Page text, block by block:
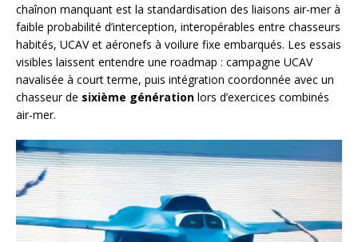
chaînon manquant est la standardisation des liaisons air-mer à
faible probabilité d’interception, interopérables entre chasseurs
habités, UCAV et aéronefs à voilure fixe embarqués. Les essais
visibles laissent entendre une roadmap : campagne UCAV
navalisée à court terme, puis intégration coordonnée avec un
chasseur de sixième génération lors d’exercices combinés
air-mer.